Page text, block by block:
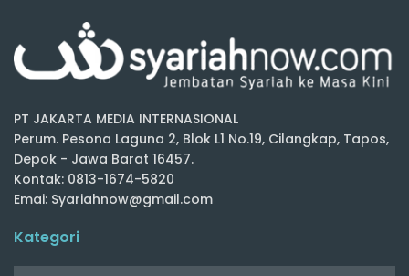
PT JAKARTA MEDIA INTERNASIONAL
Perum. Pesona Laguna 2, Blok L1 No.19, Cilangkap, Tapos,
Depok - Jawa Barat 16457.
Kontak: 0813-1674-5820
Emai: Syariahnow@gmail.com
Kategori